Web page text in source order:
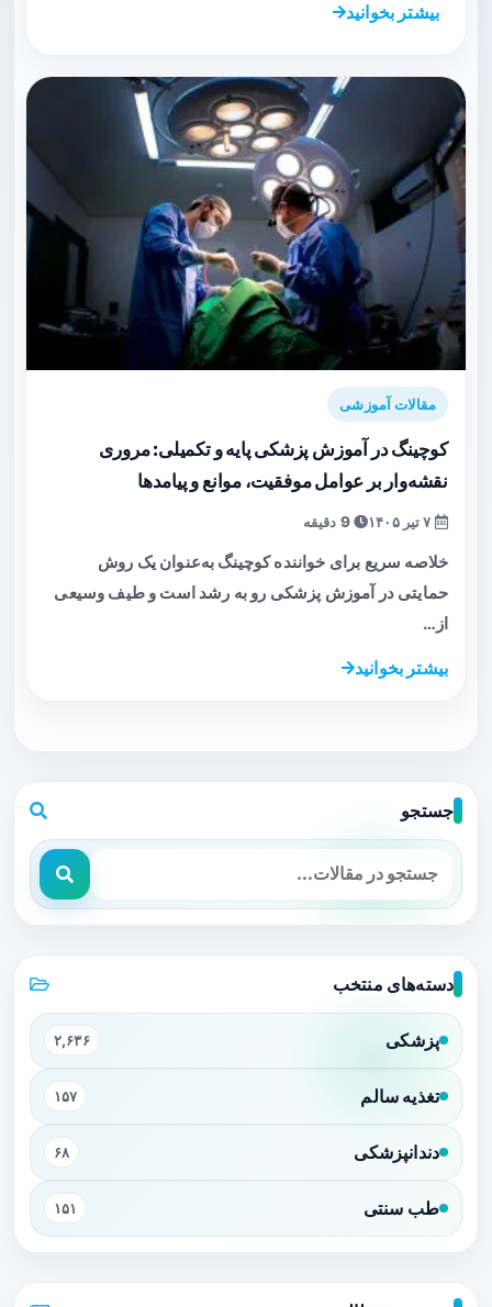
بیشتر بخوانید
مقالات آموزشی
کوچینگ در آموزش پزشکی پایه و تکمیلی: مروری
نقشه‌وار بر عوامل موفقیت، موانع و پیامدها
9 دقیقه
خلاصه سریع برای خواننده کوچینگ به‌عنوان یک روش
حمایتی در آموزش پزشکی رو به رشد است و طیف وسیعی
از…
بیشتر بخوانید
جستجو
دسته‌های منتخب
پزشکی ۲,۶۳۶
تغذیه سالم ۱۵۷
دندانپزشکی ۶۸
طب سنتی ۱۵۱